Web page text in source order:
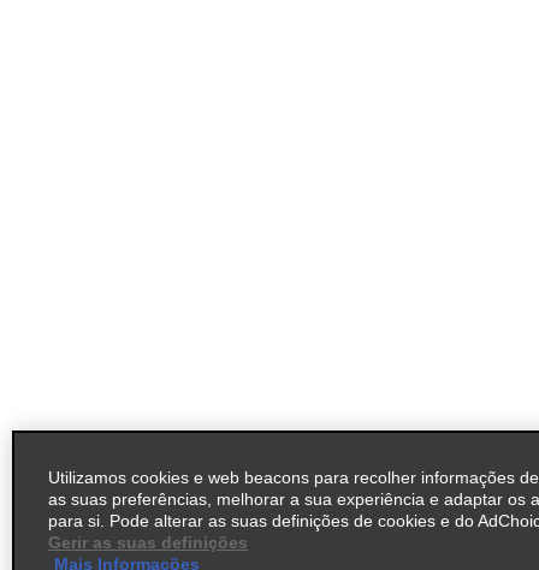
Utilizamos cookies e web beacons para recolher informações
as suas preferências, melhorar a sua experiência e adaptar os
para si. Pode alterar as suas definições de cookies e do
Gerir as suas definições
Mais Informações